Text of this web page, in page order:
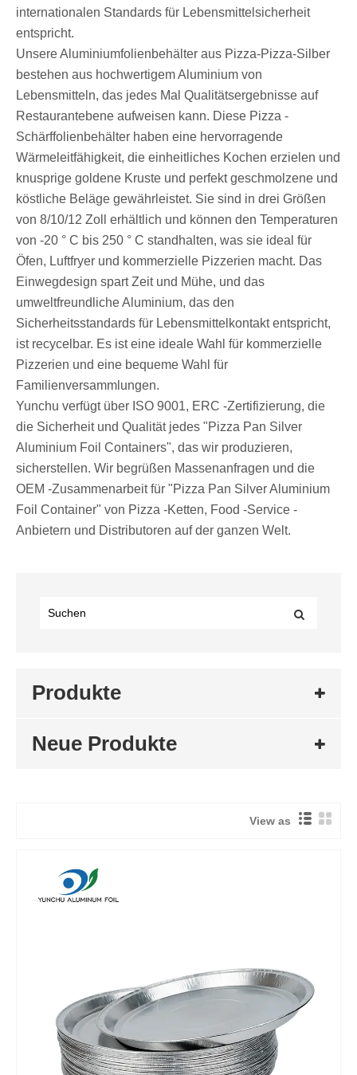
internationalen Standards für Lebensmittelsicherheit
entspricht.
Unsere Aluminiumfolienbehälter aus Pizza-Pizza-Silber
bestehen aus hochwertigem Aluminium von
Lebensmitteln, das jedes Mal Qualitätsergebnisse auf
Restaurantebene aufweisen kann. Diese Pizza -
Schärffolienbehälter haben eine hervorragende
Wärmeleitfähigkeit, die einheitliches Kochen erzielen und
knusprige goldene Kruste und perfekt geschmolzene und
köstliche Beläge gewährleistet. Sie sind in drei Größen
von 8/10/12 Zoll erhältlich und können den Temperaturen
von -20 ° C bis 250 ° C standhalten, was sie ideal für
Öfen, Luftfryer und kommerzielle Pizzerien macht. Das
Einwegdesign spart Zeit und Mühe, und das
umweltfreundliche Aluminium, das den
Sicherheitsstandards für Lebensmittelkontakt entspricht,
ist recycelbar. Es ist eine ideale Wahl für kommerzielle
Pizzerien und eine bequeme Wahl für
Familienversammlungen.
Yunchu verfügt über ISO 9001, ERC -Zertifizierung, die
die Sicherheit und Qualität jedes "Pizza Pan Silver
Aluminium Foil Containers", das wir produzieren,
sicherstellen. Wir begrüßen Massenanfragen und die
OEM -Zusammenarbeit für "Pizza Pan Silver Aluminium
Foil Container" von Pizza -Ketten, Food -Service -
Anbietern und Distributoren auf der ganzen Welt.
Produkte
Neue Produkte
View as